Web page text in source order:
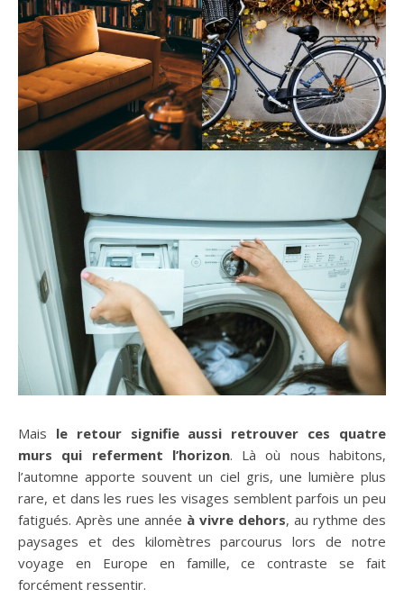
Mais le retour signifie aussi retrouver ces quatre
murs qui referment l’horizon. Là où nous habitons,
l’automne apporte souvent un ciel gris, une lumière plus
rare, et dans les rues les visages semblent parfois un peu
fatigués. Après une année à vivre dehors, au rythme des
paysages et des kilomètres parcourus lors de notre
voyage en Europe en famille, ce contraste se fait
forcément ressentir.